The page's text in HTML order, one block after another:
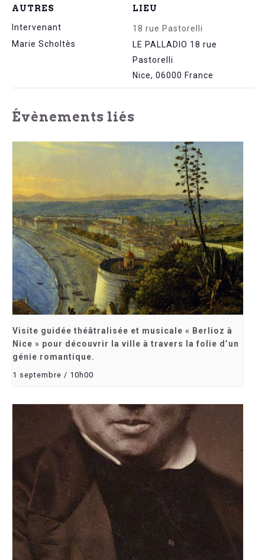
LIEU
18 rue Pastorelli
LE PALLADIO 18 rue
Pastorelli
Nice, 06000 France
AUTRES
Intervenant
Marie Scholtès
Évènements liés
Visite guidée théâtralisée et musicale « Berlioz à
Nice » pour découvrir la ville à travers la folie d’un
génie romantique.
1 septembre / 10h00